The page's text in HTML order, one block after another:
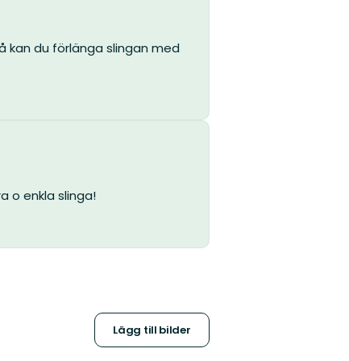
kan du förlänga slingan med
o enkla slinga!
Lägg till bilder